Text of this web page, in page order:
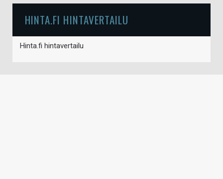
HINTA.FI HINTAVERTAILU
Hinta.fi hintavertailu